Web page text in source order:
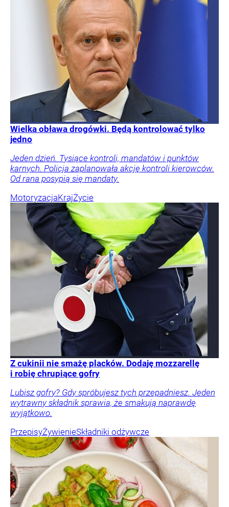
Wielka obława drogówki. Będą kontrolować tylko
jedno
Jeden dzień. Tysiące kontroli, mandatów i punktów
karnych. Policja zaplanowała akcję kontroli kierowców.
Od rana posypią się mandaty.
MotoryzacjaKrajŻycie
Z cukinii nie smażę placków. Dodaję mozzarellę
i robię chrupiące gofry
Lubisz gofry? Gdy spróbujesz tych przepadniesz. Jeden
wytrawny składnik sprawia, że smakują naprawdę
wyjątkowo.
PrzepisyŻywienieSkładniki odżywcze